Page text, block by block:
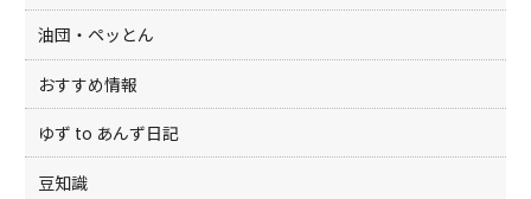
油団・ペッとん
おすすめ情報
ゆず to あんず日記
豆知識